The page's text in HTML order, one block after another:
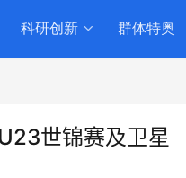
科研创新 群体特奥
世锦赛及卫星